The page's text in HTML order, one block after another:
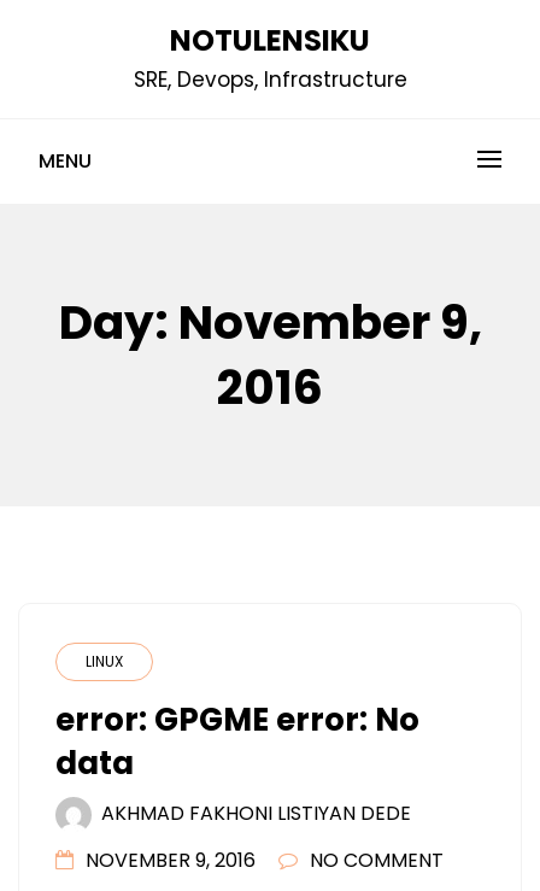
NOTULENSIKU
SRE, Devops, Infrastructure
MENU
Day: November 9,
2016
LINUX
error: GPGME error: No
data
AKHMAD FAKHONI LISTIYAN DEDE
NOVEMBER 9, 2016
NO COMMENT